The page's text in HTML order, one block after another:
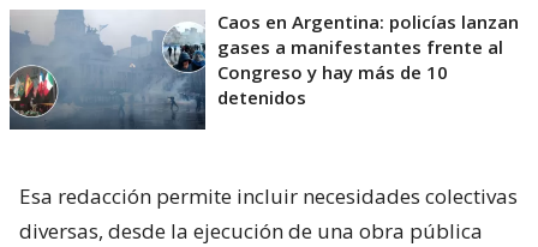
Caos en Argentina: policías lanzan
gases a manifestantes frente al
Congreso y hay más de 10
detenidos
Esa redacción permite incluir necesidades colectivas
diversas, desde la ejecución de una obra pública